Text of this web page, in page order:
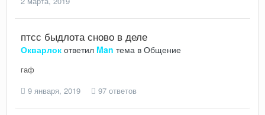
птсс быдлота сново в деле
Окварлок ответил Man тема в Общение
гаф
9 января, 2019
97 ответов